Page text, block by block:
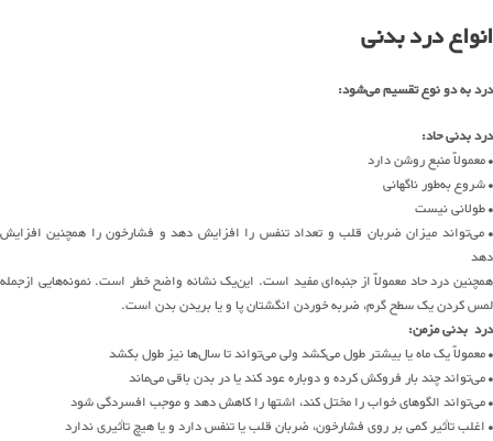
انواع درد بدنی
درد به دو نوع تقسیم می‌شود:
درد بدنی حاد:
• معمولاً منبع روشن دارد
• شروع به‌طور ناگهانی
• طولانی نیست
• می‌تواند میزان ضربان قلب و تعداد تنفس را افزایش دهد و فشارخون را همچنین افزایش
دهد
همچنین درد حاد معمولاً از جنبه‌ای مفید است. این‌یک نشانه واضح خطر است. نمونه‌هایی ازجمله
لمس کردن یک سطح گرم، ضربه خوردن انگشتان پا و یا بریدن بدن است.
درد بدنی مزمن:
• معمولاً یک ماه یا بیشتر طول می‌کشد ولی می‌تواند تا سال‌ها نیز طول بکشد
• می‌تواند چند بار فروکش کرده و دوباره عود ‌کند یا در بدن باقی می‌ماند
• می‌تواند الگوهای خواب را مختل کند، اشتها را کاهش دهد و موجب افسردگی شود
• اغلب تأثیر کمی بر روی فشارخون، ضربان قلب یا تنفس دارد و یا هیچ تأثیری ندارد